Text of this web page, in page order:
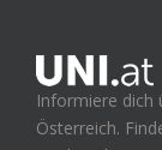
Informiere dich
Österreich.